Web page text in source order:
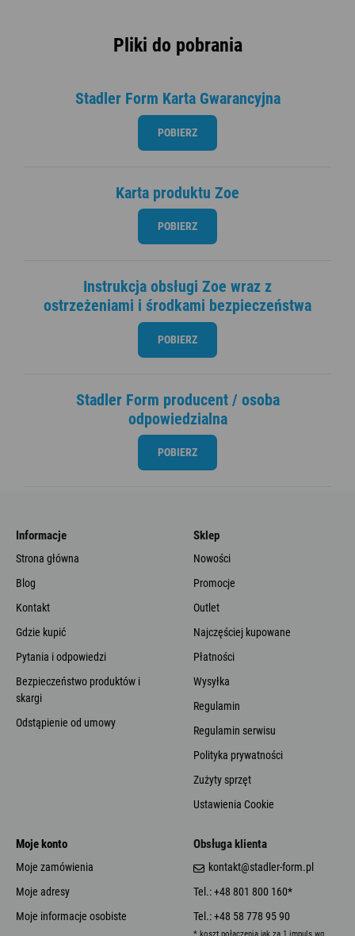
Pliki do pobrania
Stadler Form Karta Gwarancyjna
POBIERZ
Karta produktu Zoe
POBIERZ
Instrukcja obsługi Zoe wraz z
ostrzeżeniami i środkami bezpieczeństwa
POBIERZ
Stadler Form producent / osoba
odpowiedzialna
POBIERZ
Informacje
Strona główna
Blog
Kontakt
Gdzie kupić
Pytania i odpowiedzi
Bezpieczeństwo produktów i
skargi
Odstąpienie od umowy
Sklep
Nowości
Promocje
Outlet
Najczęściej kupowane
Płatności
Wysyłka
Regulamin
Regulamin serwisu
Polityka prywatności
Zużyty sprzęt
Ustawienia Cookie
Moje konto
Moje zamówienia
Moje adresy
Moje informacje osobiste
Obsługa klienta
kontakt@stadler-form.pl
Tel.: +48 801 800 160*
Tel.: +48 58 778 95 90